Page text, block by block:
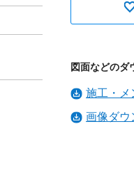
図面などのダ
施工・メ
画像ダウ